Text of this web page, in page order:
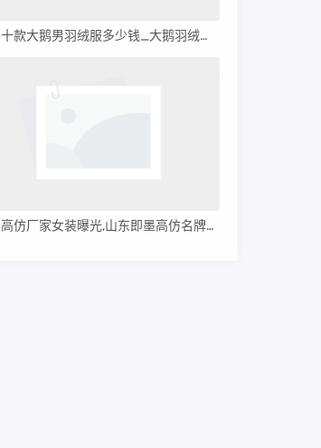
介绍十款大鹅男羽绒服多少钱_大鹅羽绒服多少钱?
即墨高仿厂家女装曝光,山东即墨高仿名牌服装